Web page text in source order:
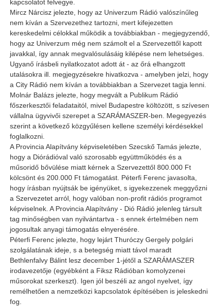
kapcsolatot felvegye.
Mircz Nárcisz jelezte, hogy az Univerzum Rádió valószínűleg
nem kíván a Szervezethez tartozni, mert kifejezetten
kereskedelmi célokkal működik a továbbiakban - megjegyzendő,
hogy az Univerzum még nem számolt el a Szervezettől kapott
javakkal, így annak megvalósulásáig kilépése nem lehetséges.
Ugyanő írásbeli nyilatkozatot adott át - az őrá elhangzott
utalásokra ill. megjegyzésekre hivatkozva - amelyben jelzi, hogy
a City Rádió nem kíván a továbbiakban a Szervezet tagja lenni.
Molnár Balázs jelezte, hogy megvált a Publikum Rádió
főszerkesztői feladataitól, mivel Budapestre költözött, s szívesen
vállalna ügyvivői szerepet a SZARÁMASZER-ben. Megegyezés
szerint a következő közgyűlésen kellene személyi kérdésekkel
foglalkozni.
A Provincia Alapítvány képviseletében Szecskő Tamás jelezte,
hogy a Diórádióval való szorosabb együttműködés és a
műsoridő bővülése miatt kérnek a Szervezettől 800.000 Ft
kölcsönt és 200.000 Ft támogatást. Péterfi Ferenc javasolta,
hogy írásban nyújtsák be igényüket, s igyekezzenek meggyőzni
a Szervezetet arról, hogy valóban non-profit rádiós programot
képviselnek. A Provincia Alapítvány - Dió Rádió jelenleg társult
tag minőségben van nyilvántartva - s ennek értelmében nem
jogosultak anyagi támogatás elnyerésére.
Péterfi Ferenc jelezte, hogy lejárt Thuróczy Gergely polgári
szolgálatának ideje, s a betegség miatt távol maradt
Bethlenfalvy Bálint lesz december 1-jétől a SZARÁMASZER
irodavezetője (egyébként a Fiksz Rádióban komolyzenei
műsorokat szerkeszt). Igen jól beszéli az angol nyelvet, így
remélhetően a nemzetközi kapcsolatok építésében is jeleskedni
fog.